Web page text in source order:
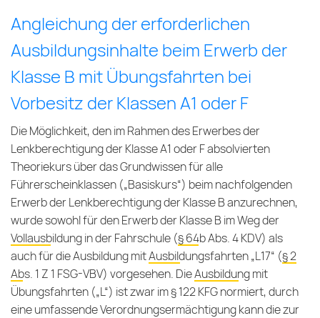
Angleichung der erforderlichen
Ausbildungsinhalte beim Erwerb der
Klasse B mit Übungsfahrten bei
Vorbesitz der Klassen A1 oder F
Die Möglichkeit, den im Rahmen des Erwerbes der
Lenkberechtigung der Klasse A1 oder F absolvierten
Theoriekurs über das Grundwissen für alle
Führerscheinklassen („Basiskurs“) beim nachfolgenden
Erwerb der Lenkberechtigung der Klasse B anzurechnen,
wurde sowohl für den Erwerb der Klasse B im Weg der
Vollausbildung in der Fahrschule (§ 64b Abs. 4 KDV) als
auch für die Ausbildung mitAusbildungsfahrten „L17“ (§ 2
Abs. 1 Z 1 FSG-VBV) vorgesehen. DieAusbildung mit
Übungsfahrten („L“) ist zwar im § 122 KFG normiert, durch
eine umfassende Verordnungsermächtigung kann die zur